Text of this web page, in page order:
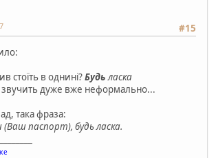
#15
стоїть в однині?Будьласка
звучить дуже вже неформально...
така фраза:
паспорт), будь ласка.